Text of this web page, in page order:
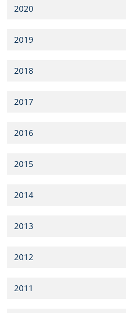
2020
2019
2018
2017
2016
2015
2014
2013
2012
2011